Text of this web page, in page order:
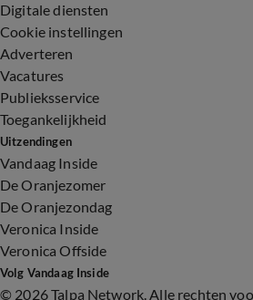
Digitale diensten
Cookie instellingen
Adverteren
Vacatures
Publieksservice
Toegankelijkheid
Uitzendingen
Vandaag Inside
De Oranjezomer
De Oranjezondag
Veronica Inside
Veronica Offside
Volg Vandaag Inside
© 2026 Talpa Network. Alle rechten